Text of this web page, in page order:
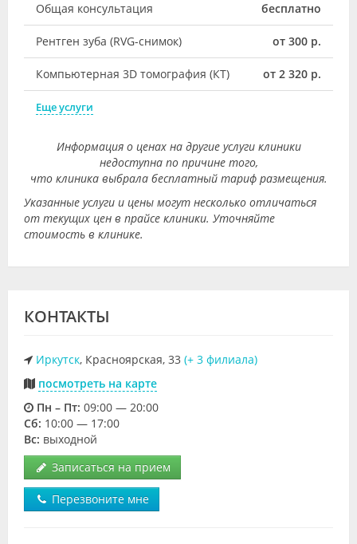
Общая консультация бесплатно
Рентген зуба (RVG-снимок) от 300 р.
Компьютерная 3D томография (КТ) от 2 320 р.
Еще услуги
Информация о ценах на другие услуги клиники
недоступна по причине того,
что клиника выбрала бесплатный тариф размещения.
Указанные услуги и цены могут несколько отличаться
от текущих цен в прайсе клиники. Уточняйте
стоимость в клинике.
КОНТАКТЫ
Иркутск, Красноярская, 33 (+ 3 филиала)
посмотреть на карте
Пн – Пт: 09:00 — 20:00
Cб: 10:00 — 17:00
Вс: выходной
Записаться на прием
Перезвоните мне